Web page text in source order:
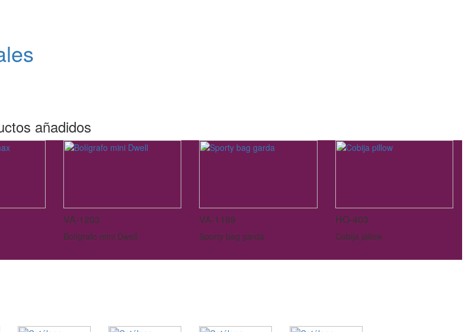
añadidos
VA-1203
Bolígrafo mini Dwell
VA-1189
Sporty bag garda
HO-403
Cobija pillow